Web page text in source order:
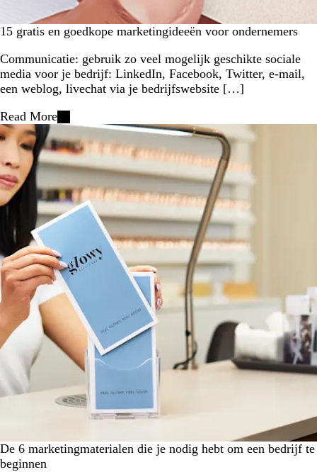
15 gratis en goedkope marketingideeën voor ondernemers
Communicatie: gebruik zo veel mogelijk geschikte sociale
media voor je bedrijf: LinkedIn, Facebook, Twitter, e-mail,
een weblog, livechat via je bedrijfswebsite […]
Read More
De 6 marketingmaterialen die je nodig hebt om een bedrijf te
beginnen